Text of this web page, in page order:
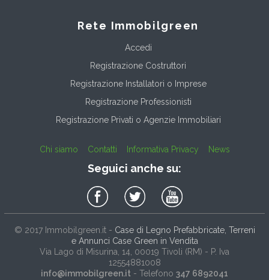
Rete Immobilgreen
Accedi
Registrazione Costruttori
Registrazione Installatori o Imprese
Registrazione Professionisti
Registrazione Privati o Agenzie Immobiliari
Chi siamo Contatti Informativa Privacy News
Seguici anche su:
© 2017 Immobilgreen.it- Case di Legno Prefabbricate, Terreni
e Annunci Case Green in Vendita
Via Lago di Misurina, 14 , 00019 Tivoli (RM) - P. Iva
12554881008
info@immobilgreen.it - Telefono 347 6892041